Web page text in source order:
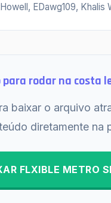
EDawg109, Khalis
para rodar na costa
baixar o arquivo
diretamente na
FLXIBLE METRO